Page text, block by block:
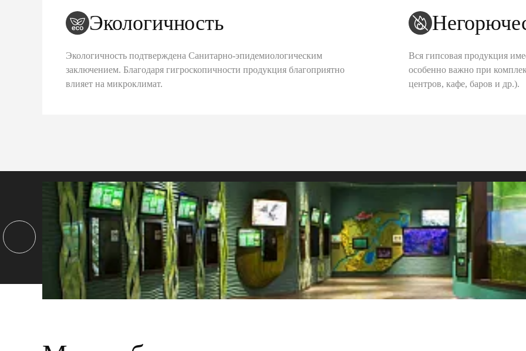
Экологичность
Экологичность подтверждена Санитарно-эпидемиологическим
заключением. Благодаря гигроскопичности продукция благоприятно
влияет на микроклимат.
Вся гипсовая продукция
особенно важно при
центров, кафе, баров и др.).